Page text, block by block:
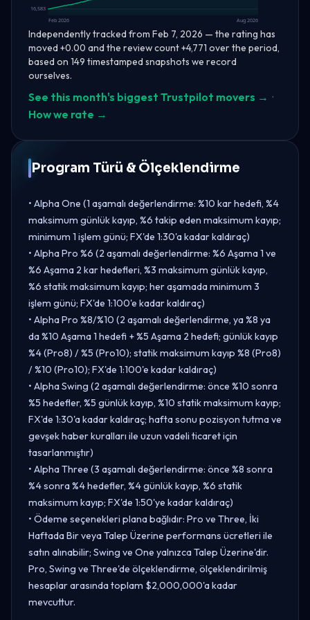
16,583
Feb 2026 Aug 2026
Independently tracked from Feb 7, 2026 — the rating has
moved +0.00 and the review count +4,771 over the period,
based on 149 timestamped snapshots we record
ourselves.
See this month's biggest Trustpilot movers → ·
How we rate →
Program Türü & Ölçeklendirme
• Alpha One (1 aşamalı değerlendirme: %10 kar hedefi, %4
maksimum günlük kayıp, %6 takip eden maksimum kayıp;
minimum 1 işlem günü; FX'de 1:30'a kadar kaldıraç)
• Alpha Pro %6 (2 aşamalı değerlendirme: %6 Aşama 1 ve
%6 Aşama 2 kar hedefleri, %3 maksimum günlük kayıp,
%6 statik maksimum kayıp; her aşamada minimum 3
işlem günü; FX'de 1:100'e kadar kaldıraç)
• Alpha Pro %8/%10 (2 aşamalı değerlendirme, ya %8 ya
da %10 Aşama 1 hedefi + %5 Aşama 2 hedefi; günlük kayıp
%4 (Pro8) / %5 (Pro10); statik maksimum kayıp %8 (Pro8)
/ %10 (Pro10); FX'de 1:100'e kadar kaldıraç)
• Alpha Swing (2 aşamalı değerlendirme: önce %10 sonra
%5 hedefler, %5 günlük kayıp, %10 statik maksimum kayıp;
FX'de 1:30'a kadar kaldıraç; hafta sonu pozisyon tutma ve
gevşek haber kuralları ile uzun vadeli ticaret için
tasarlanmıştır)
• Alpha Three (3 aşamalı değerlendirme: önce %8 sonra
%4 sonra %4 hedefler, %4 günlük kayıp, %6 statik
maksimum kayıp; FX'de 1:50'ye kadar kaldıraç)
• Ödeme seçenekleri plana bağlıdır: Pro ve Three, İki
Haftada Bir veya Talep Üzerine performans ücretleri ile
satın alınabilir; Swing ve One yalnızca Talep Üzerine'dir.
Pro, Swing ve Three'de ölçeklendirme, ölçeklendirilmiş
hesaplar arasında toplam $2,000,000'a kadar
mevcuttur.